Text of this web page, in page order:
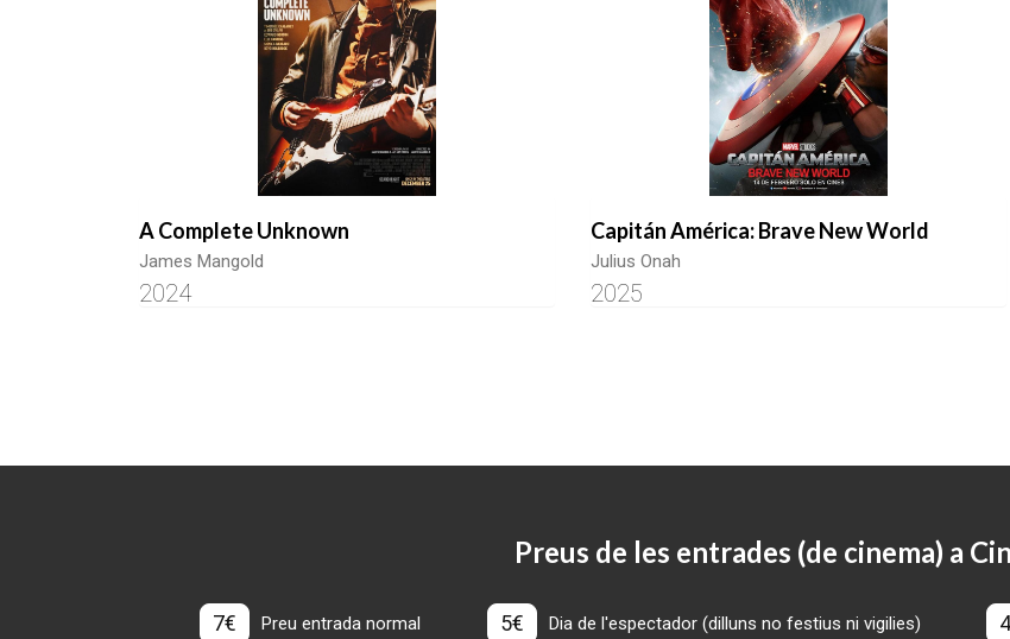
A Complete Unknown
James Mangold
2024
Capitán América: Brave New World
Julius Onah
2025
Preus de les entrades (de cinema) a
7€ Preu entrada normal 5€ Dia de l'espectador (dilluns no festius ni vigilies)